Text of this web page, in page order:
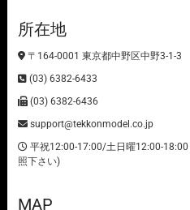
所在地
〒164-0001 東京都中野区中野3-1-3
(03) 6382-6433
(03) 6382-6436
support@tekkonmodel.co.jp
平祝12:00-17:00/土日曜12:00-
照下さい)
MAP